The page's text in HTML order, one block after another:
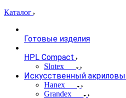
Каталог
Готовые изделия
HPL Compact
Slotex
Искусственный
Hanex
Grandex